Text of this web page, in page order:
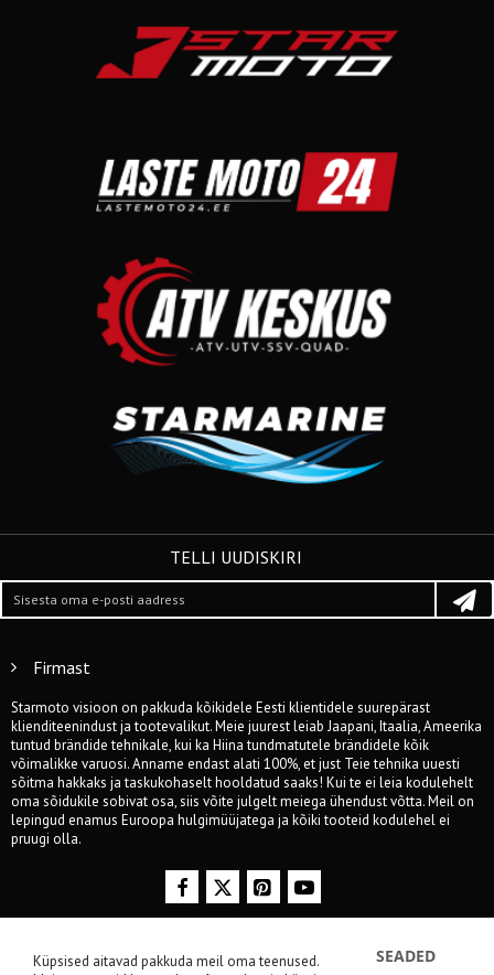
TELLI UUDISKIRI
Firmast
Starmoto visioon on pakkuda kõikidele Eesti klientidele suurepärast
klienditeenindust ja tootevalikut. Meie juurest leiab Jaapani, Itaalia, Ameerika
tuntud brändide tehnikale, kui ka Hiina tundmatutele brändidele kõik
võimalikke varuosi. Anname endast alati 100%, et just Teie tehnika uuesti
sõitma hakkaks ja taskukohaselt hooldatud saaks! Kui te ei leia kodulehelt
oma sõidukile sobivat osa, siis võite julgelt meiega ühendust võtta. Meil on
lepingud enamus Euroopa hulgimüüjatega ja kõiki tooteid kodulehel ei
pruugi olla.
Küpsised aitavad pakkuda meil oma teenused.
SEADED